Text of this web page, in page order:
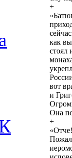
+
как
стоял
вот
и
Она
+